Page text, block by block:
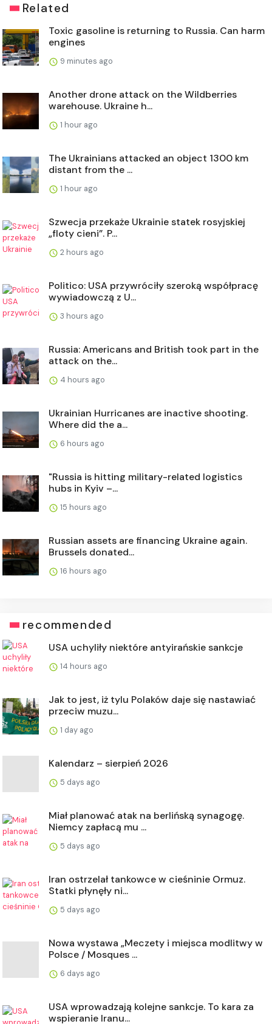
Related
Toxic gasoline is returning to Russia. Can harm
engines
9 minutes ago
Another drone attack on the Wildberries
warehouse. Ukraine h...
1 hour ago
The Ukrainians attacked an object 1300 km
distant from the ...
1 hour ago
Szwecja przekaże Ukrainie statek rosyjskiej
„floty cieni”. P...
2 hours ago
Politico: USA przywróciły szeroką współpracę
wywiadowczą z U...
3 hours ago
Russia: Americans and British took part in the
attack on the...
4 hours ago
Ukrainian Hurricanes are inactive shooting.
Where did the a...
6 hours ago
"Russia is hitting military-related logistics
hubs in Kyiv –...
15 hours ago
Russian assets are financing Ukraine again.
Brussels donated...
16 hours ago
recommended
USA uchyliły niektóre antyirańskie sankcje
14 hours ago
Jak to jest, iż tylu Polaków daje się nastawiać
przeciw muzu...
1 day ago
Kalendarz – sierpień 2026
5 days ago
Miał planować atak na berlińską synagogę.
Niemcy zapłacą mu ...
5 days ago
Iran ostrzelał tankowce w cieśninie Ormuz.
Statki płynęły ni...
5 days ago
Nowa wystawa „Meczety i miejsca modlitwy w
Polsce / Mosques ...
6 days ago
USA wprowadzają kolejne sankcje. To kara za
wspieranie Iranu...